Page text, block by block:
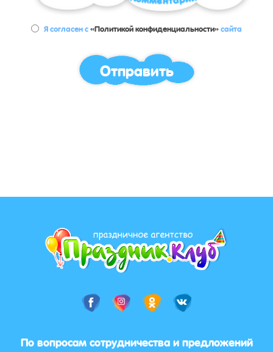
Я согласен с«Политикой конфиденциальности»сайта
Отправить
По вопросам сотрудничества и предложений